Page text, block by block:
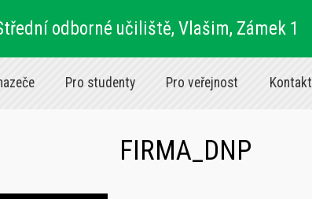
odborné učiliště, Vlašim, Zámek 1
Pro studenty Pro veřejnost Kontakt
FIRMA_DNP